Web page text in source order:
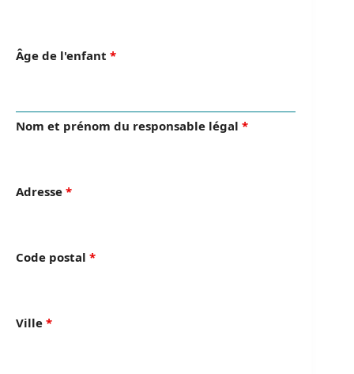
Âge de l'enfant *
Nom et prénom du responsable légal *
Adresse *
Code postal *
Ville *